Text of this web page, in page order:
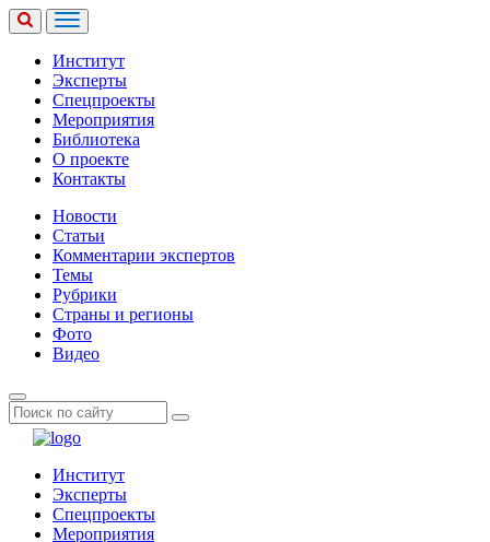
Институт
Эксперты
Спецпроекты
Мероприятия
Библиотека
О проекте
Контакты
Новости
Статьи
Комментарии экспертов
Темы
Рубрики
Страны и регионы
Фото
Видео
Институт
Эксперты
Спецпроекты
Мероприятия